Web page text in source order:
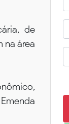
de
na área